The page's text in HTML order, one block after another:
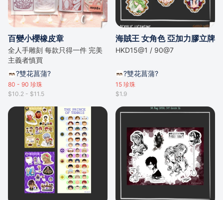
百變小櫻橡皮章
全人手雕刻 每款只得一件 完美
主義者慎買
?雙花菖蒲?
80 - 90 珍珠
$10.2 - $11.5
海賊王 女角色 亞加力膠立牌
HKD15@1 / 90@7
?雙花菖蒲?
15 珍珠
$1.9